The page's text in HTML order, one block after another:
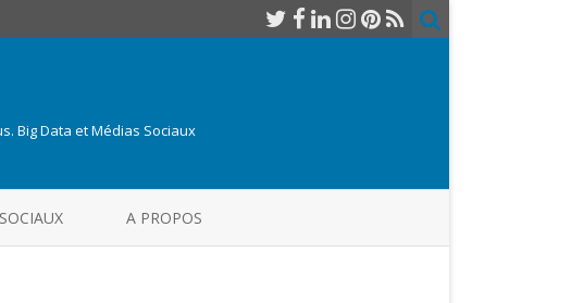
Big Data et Médias Sociaux
A PROPOS